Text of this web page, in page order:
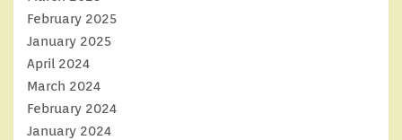
February 2025
January 2025
April 2024
March 2024
February 2024
January 2024